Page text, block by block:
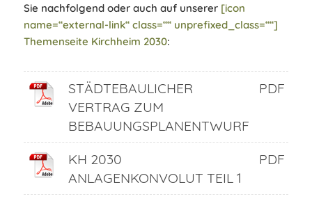
Sie nachfolgend oder auch auf unserer [icon
name=“external-link“ class=““ unprefixed_class=““]
Themenseite Kirchheim 2030:
STÄDTEBAULICHER
VERTRAG ZUM
BEBAUUNGSPLANENTWURF
PDF
KH 2030
ANLAGENKONVOLUT TEIL 1
PDF